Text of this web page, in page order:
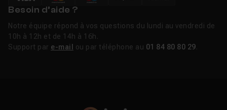
Besoin d’aide ?
Notre équipe répond à vos questions du lundi au vendredi de
10h à 12h et de 14h à 16h.
Support par e-mail ou par téléphone au 01 84 80 80 29